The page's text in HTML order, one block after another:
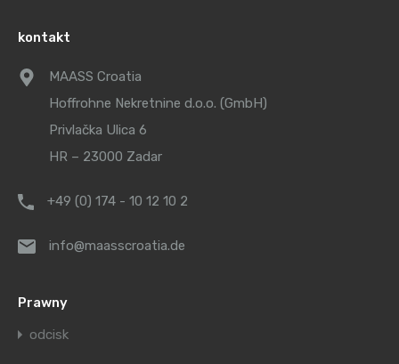
kontakt
MAASS Croatia
Hoffrohne Nekretnine d.o.o. (GmbH)
Privlačka Ulica 6
HR – 23000 Zadar
+49 (0) 174 - 10 12 10 2
info@maasscroatia.de
Prawny
odcisk